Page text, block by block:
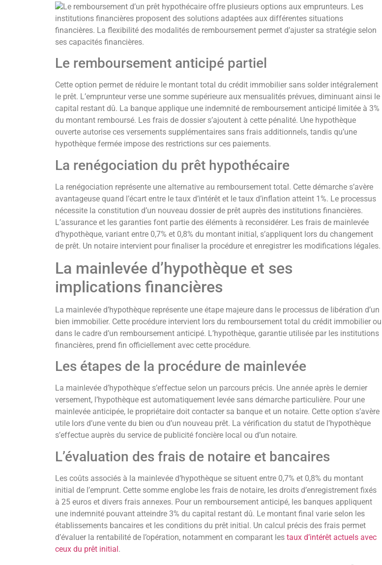
Le remboursement d’un prêt hypothécaire offre plusieurs options aux emprunteurs. Les
institutions financières proposent des solutions adaptées aux différentes situations
financières. La flexibilité des modalités de remboursement permet d’ajuster sa stratégie selon
ses capacités financières.
Le remboursement anticipé partiel
Cette option permet de réduire le montant total du crédit immobilier sans solder intégralement
le prêt. L’emprunteur verse une somme supérieure aux mensualités prévues, diminuant ainsi le
capital restant dû. La banque applique une indemnité de remboursement anticipé limitée à 3%
du montant remboursé. Les frais de dossier s’ajoutent à cette pénalité. Une hypothèque
ouverte autorise ces versements supplémentaires sans frais additionnels, tandis qu’une
hypothèque fermée impose des restrictions sur ces paiements.
La renégociation du prêt hypothécaire
La renégociation représente une alternative au remboursement total. Cette démarche s’avère
avantageuse quand l’écart entre le taux d’intérêt et le taux d’inflation atteint 1%. Le processus
nécessite la constitution d’un nouveau dossier de prêt auprès des institutions financières.
L’assurance et les garanties font partie des éléments à reconsidérer. Les frais de mainlevée
d’hypothèque, variant entre 0,7% et 0,8% du montant initial, s’appliquent lors du changement
de prêt. Un notaire intervient pour finaliser la procédure et enregistrer les modifications légales.
La mainlevée d’hypothèque et ses
implications financières
La mainlevée d’hypothèque représente une étape majeure dans le processus de libération d’un
bien immobilier. Cette procédure intervient lors du remboursement total du crédit immobilier ou
dans le cadre d’un remboursement anticipé. L’hypothèque, garantie utilisée par les institutions
financières, prend fin officiellement avec cette procédure.
Les étapes de la procédure de mainlevée
La mainlevée d’hypothèque s’effectue selon un parcours précis. Une année après le dernier
versement, l’hypothèque est automatiquement levée sans démarche particulière. Pour une
mainlevée anticipée, le propriétaire doit contacter sa banque et un notaire. Cette option s’avère
utile lors d’une vente du bien ou d’un nouveau prêt. La vérification du statut de l’hypothèque
s’effectue auprès du service de publicité foncière local ou d’un notaire.
L’évaluation des frais de notaire et bancaires
Les coûts associés à la mainlevée d’hypothèque se situent entre 0,7% et 0,8% du montant
initial de l’emprunt. Cette somme englobe les frais de notaire, les droits d’enregistrement fixés
à 25 euros et divers frais annexes. Pour un remboursement anticipé, les banques appliquent
une indemnité pouvant atteindre 3% du capital restant dû. Le montant final varie selon les
établissements bancaires et les conditions du prêt initial. Un calcul précis des frais permet
d’évaluer la rentabilité de l’opération, notamment en comparant les taux d’intérêt actuels avec
ceux du prêt initial.